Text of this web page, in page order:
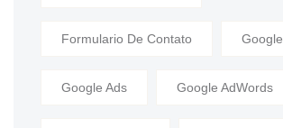
Formulario De Contato Google
Google Ads Google AdWords